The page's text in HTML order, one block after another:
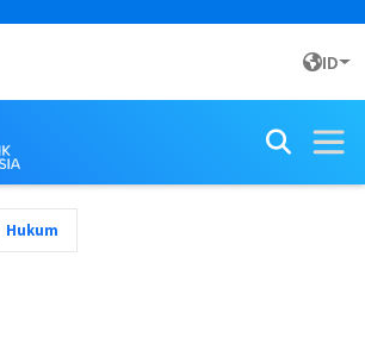
ID
Hukum